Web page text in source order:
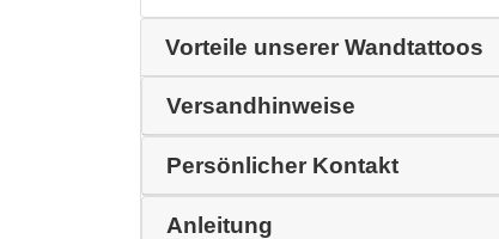
Vorteile unserer Wandtattoos
Versandhinweise
Persönlicher Kontakt
Anleitung